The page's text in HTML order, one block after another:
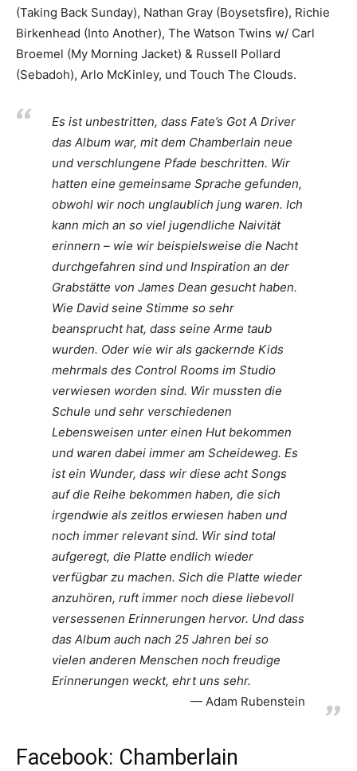
(Taking Back Sunday), Nathan Gray (Boysetsfire), Richie
Birkenhead (Into Another), The Watson Twins w/ Carl
Broemel (My Morning Jacket) & Russell Pollard
(Sebadoh), Arlo McKinley, und Touch The Clouds.
Es ist unbestritten, dass Fate’s Got A Driver
das Album war, mit dem Chamberlain neue
und verschlungene Pfade beschritten. Wir
hatten eine gemeinsame Sprache gefunden,
obwohl wir noch unglaublich jung waren. Ich
kann mich an so viel jugendliche Naivität
erinnern – wie wir beispielsweise die Nacht
durchgefahren sind und Inspiration an der
Grabstätte von James Dean gesucht haben.
Wie David seine Stimme so sehr
beansprucht hat, dass seine Arme taub
wurden. Oder wie wir als gackernde Kids
mehrmals des Control Rooms im Studio
verwiesen worden sind. Wir mussten die
Schule und sehr verschiedenen
Lebensweisen unter einen Hut bekommen
und waren dabei immer am Scheideweg. Es
ist ein Wunder, dass wir diese acht Songs
auf die Reihe bekommen haben, die sich
irgendwie als zeitlos erwiesen haben und
noch immer relevant sind. Wir sind total
aufgeregt, die Platte endlich wieder
verfügbar zu machen. Sich die Platte wieder
anzuhören, ruft immer noch diese liebevoll
versessenen Erinnerungen hervor. Und dass
das Album auch nach 25 Jahren bei so
vielen anderen Menschen noch freudige
Erinnerungen weckt, ehrt uns sehr.
Adam Rubenstein
Facebook: Chamberlain